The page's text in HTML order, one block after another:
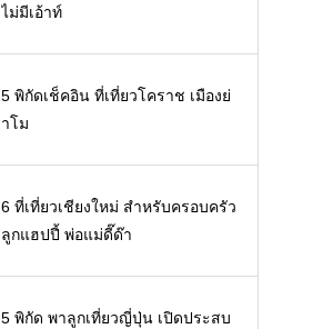
ไม่มีเอ้าท์
5 พิกัดเช็คอิน ที่เที่ยวโคราช เมืองย่
าโม
6 ที่เที่ยวเชียงใหม่ สำหรับครอบครัว
ลูกแฮปปี้ พ่อแม่ดี๊ด๊า
5 พิกัด พาลูกเที่ยวญี่ปุ่น เปิดประสบ